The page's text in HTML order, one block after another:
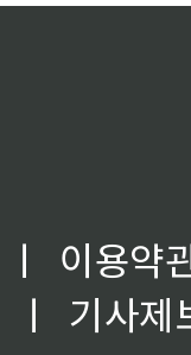
ㅣ
이용약
ㅣ
기사제